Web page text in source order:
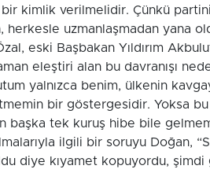
kimlik verilmelidir. Çünkü
herkesle uzmanlaşmadan yana
eski Başbakan Yıldırım
eleştiri alan bu davranışı
yalnızca benim, ülkenin
bir göstergesidir. Yoksa
başka tek kuruş hibe bile
ilgili bir soruyu Doğan,
diye kıyamet kopuyordu,